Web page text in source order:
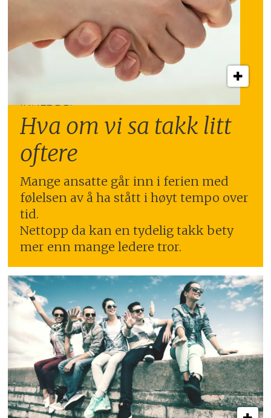
INNLEGG:
Hva om vi sa takk litt
oftere
Mange ansatte går inn i ferien med
følelsen av å ha stått i høyt tempo over
tid.
Nettopp da kan en tydelig takk bety
mer enn mange ledere tror.